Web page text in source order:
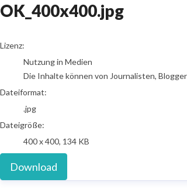
OK_400x400.jpg
go to media item
Lizenz:
Nutzung in Medien
Die Inhalte können von Journalisten,
Dateiformat:
.jpg
Dateigröße:
400 x 400, 134 KB
Download